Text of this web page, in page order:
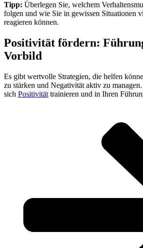
Tipp: Überlegen Sie, welchem
folgen und wie Sie in gewissen Situationen
reagieren können.
Positivität fördern:
Vorbild
Es gibt wertvolle Strategien, die helfen
zu stärken und Negativität aktiv zu
sich Positivität trainieren und in Ihren